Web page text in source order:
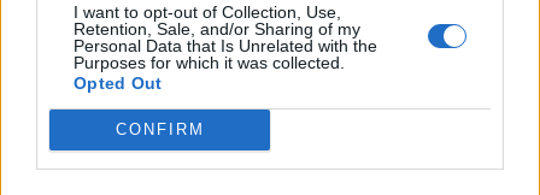
I want to opt-out of Collection, Use,
Retention, Sale, and/or Sharing of my
Personal Data that Is Unrelated with the
Purposes for which it was collected.
Opted Out
CONFIRM